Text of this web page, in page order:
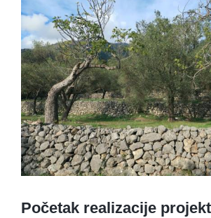
Larger
Image
Početak realizacije